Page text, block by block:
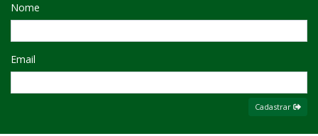
Nome
Email
Cadastrar